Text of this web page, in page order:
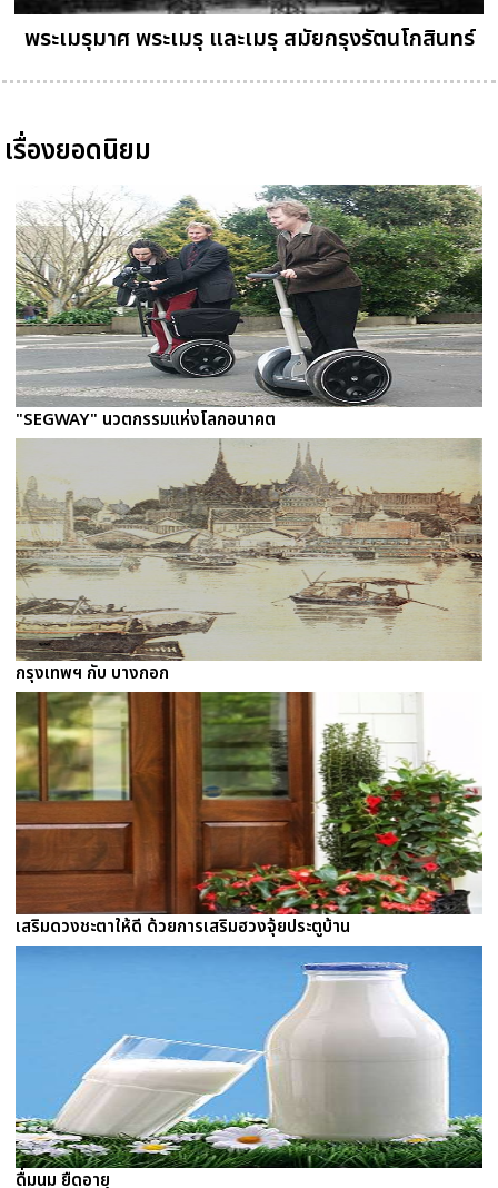
พระเมรุมาศ พระเมรุ และเมรุ สมัยกรุงรัตนโกสินทร์
เรื่องยอดนิยม
"SEGWAY" นวตกรรมแห่งโลกอนาคต
กรุงเทพฯ กับ บางกอก
เสริมดวงชะตาให้ดี ด้วยการเสริมฮวงจุ้ยประตูบ้าน
ดื่มนม ยืดอายุ